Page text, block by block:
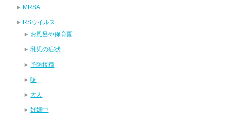
MRSA
RSウイルス
お風呂や保育園
乳児の症状
予防接種
咳
大人
妊娠中